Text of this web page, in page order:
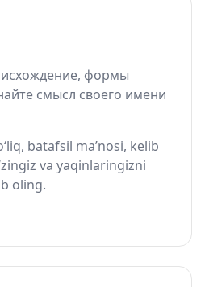
формы
смысл своего имени
batafsil ma’nosi, kelib
va yaqinlaringizni
oling.